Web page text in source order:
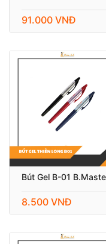
91.000 VNĐ
Bút Gel B-01
8.500 VNĐ